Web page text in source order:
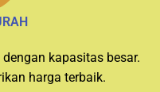
kapasitas besar.
harga terbaik.